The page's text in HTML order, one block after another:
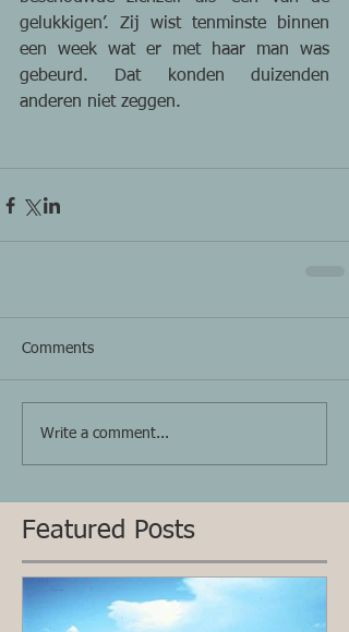
Featured Posts
gelukkigen’. Zij wist tenminste binnen
een week wat er met haar man was
gebeurd. Dat konden duizenden
anderen niet zeggen.
Comments
Write a comment...